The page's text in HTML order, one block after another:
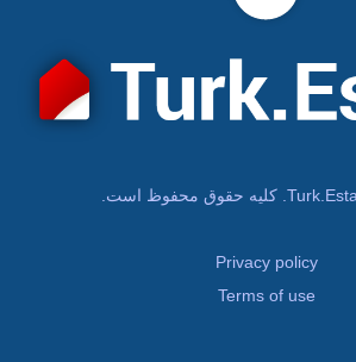
Privacy policy
Terms of use